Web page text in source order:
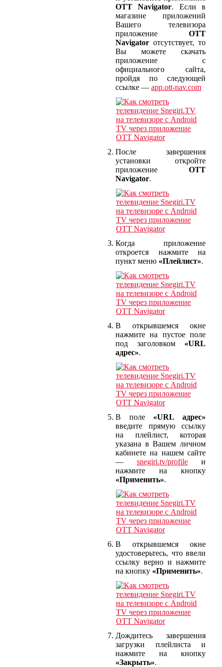
OTT Navigator. Если в
магазине приложений
Вашего телевизора
приложение OTT
Navigator отсутствует, то
Вы можете скачать
приложение с
официального сайта,
пройдя по следующей
ссылке — app.ott-nav.com
После завершения
установки откройте
приложение OTT
Navigator.
Когда приложение
откроется нажмите на
пункт меню «Плейлист».
В открывшемся окне
нажмите на пустое поле
под заголовком «URL
адрес».
В поле «URL адрес»
введите прямую ссылку
на плейлист, которая
указана в Вашем личном
кабинете на нашем сайте
— snegiri.tv/profile и
нажмите на кнопку
«Применить».
В открывшемся окне
удостоверьтесь, что ввели
ссылку верно и нажмите
на кнопку «Применить».
Дождитесь завершения
загрузки плейлиста и
нажмите на кнопку
«Закрыть».